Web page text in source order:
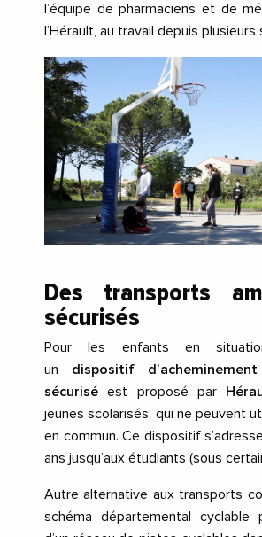
l’équipe de pharmaciens et de
l’Hérault, au travail depuis plusieurs
Des transports
sécurisés
Pour les enfants en
un dispositif
sécurisé est proposé par
jeunes scolarisés, qui ne peuvent
en commun. Ce dispositif
ans jusqu’aux étudiants (sous
Autre alternative aux transports
schéma départemental cyclable